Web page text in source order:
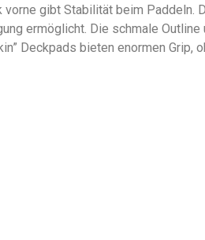
gibt Stabilität beim Paddeln.
ermöglicht. Die schmale
Deckpads bieten enormen Grip,